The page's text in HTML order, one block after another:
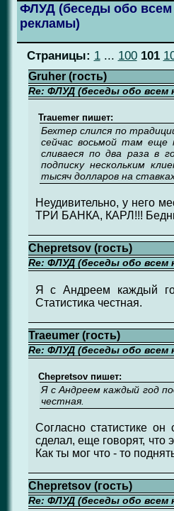
ФЛУД (беседы обо всем
рекламы)
Страницы: 1... 100 101
Gruher (гость)
Re: ФЛУД (беседы обо всем
Trauemer пишет:
Бехтер слился по
сейчас восьмой там еще
сливаеся по два раза в
подписку нескольким
тысяч долларов на
Неудивительно, у него
ТРИ БАНКА, КАРЛ!!!
Chepretsov (гость)
Re: ФЛУД (беседы обо всем
Я с Андреем каждый
Статистика честная.
Traeumer (гость)
Re: ФЛУД (беседы обо всем
Chepretsov пишет:
Я с Андреем каждый год
честная.
Согласно статистике
сделал, еще говорят, что
Как ты мог что - то
Chepretsov (гость)
Re: ФЛУД (беседы обо всем